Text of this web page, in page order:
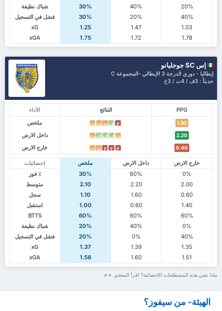
شباك نظيفة
30% 40%
20%
فشل في التسجيل
30% 20%
40%
xG
1.25 1.47
1.03
xGA
1.75 1.72 1.78
إس SC جوجليانو
إيطاليا - دوري الدرجة 3 الإيطالي -المجموعة C
حديثاً : 3ف / 4ت / 3خ
الآداء النتائج
PPG
ملخص
خ ف ت ت ت 1.30
داخل الارض ت ف ف ف ت 2.20
خارج الارض خ خ خ ت ت 0.40
إحصائيات ملخص داخل الارض
خارج الارض
٪ فوز
30% 60%
0%
متوسط
2.10 2.20
2.00
سجل
1.10 1.60
0.60
استقبل
1.00 0.60
1.40
BTTS
60% 60%
60%
شباك نظيفة
20% 40%
0%
فشل في التسجيل
20% 0%
40%
xG
1.37 1.39
1.35
xGA
1.56 1.60 1.51
ماذا تعني هذه المصطلحات الإحصائية؟ اقرأ المعجم.
الهيئة- من سيفوز؟